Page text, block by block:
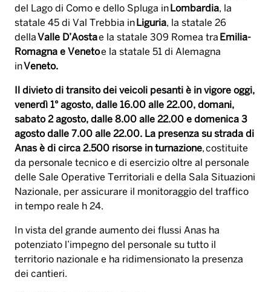
del Lago di Como e dello Spluga in Lombardia, la
statale 45 di Val Trebbia in Liguria, la statale 26
della Valle D’Aostae la statale 309 Romea tra Emilia-
Romagna e Venetoe la statale 51 di Alemagna
in Veneto.
Il divieto di transito dei veicoli pesanti è in vigore oggi,
venerdì 1° agosto, dalle 16.00 alle 22.00, domani,
sabato 2 agosto, dalle 8.00 alle 22.00 e domenica 3
agosto dalle 7.00 alle 22.00. La presenza su strada di
Anas è di circa 2.500 risorse in turnazione, costituite
da personale tecnico e di esercizio oltre al personale
delle Sale Operative Territoriali e della Sala Situazioni
Nazionale, per assicurare il monitoraggio del traffico
in tempo reale h 24.
In vista del grande aumento dei flussi Anas ha
potenziato l’impegno del personale su tutto il
territorio nazionale e ha ridimensionato la presenza
dei cantieri.